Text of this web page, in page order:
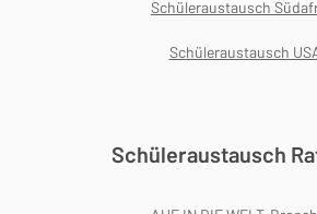
Schüleraustausch
Schüleraustausch
Schüleraustausch